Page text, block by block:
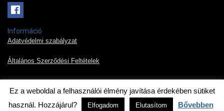
Információ
Adatvédelmi szabályzat
Általános Szerződési Feltételek
2019 © Kolor Pont Kft.
Ez a weboldal a felhasználói élmény javítása érdekében sütiket
használ. Hozzájárul?
Elfogadom Elutasítom Bővebben